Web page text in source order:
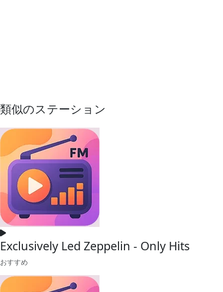
類似のステーション
Exclusively Led Zeppelin - Only Hits
おすすめ